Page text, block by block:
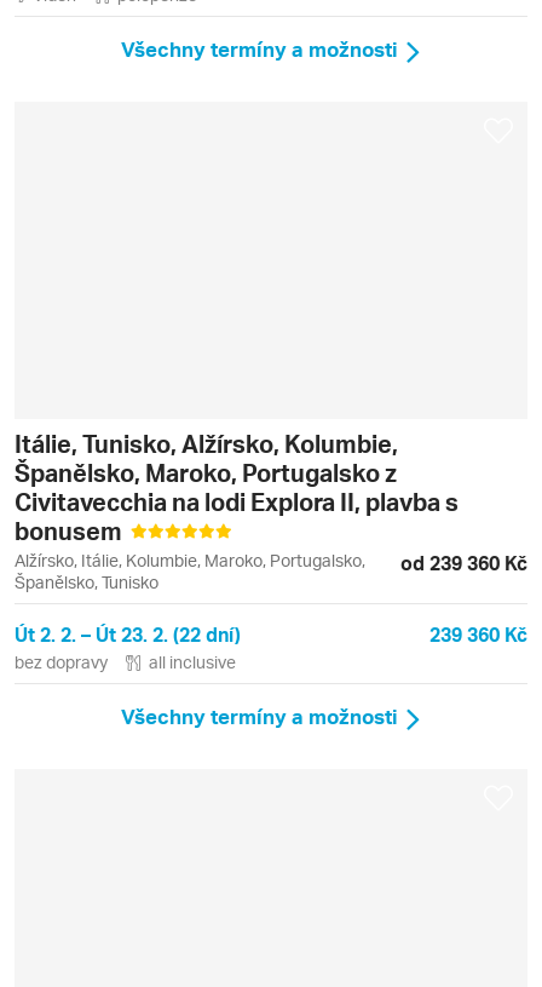
Všechny termíny a možnosti
Itálie, Tunisko, Alžírsko, Kolumbie,
Španělsko, Maroko, Portugalsko z
Civitavecchia na lodi Explora II, plavba s
bonusem
Alžírsko, Itálie, Kolumbie, Maroko, Portugalsko,
Španělsko, Tunisko
od 239 360 Kč
Út 2. 2. – Út 23. 2. (22 dní) 239 360 Kč
bez dopravy all inclusive
Všechny termíny a možnosti